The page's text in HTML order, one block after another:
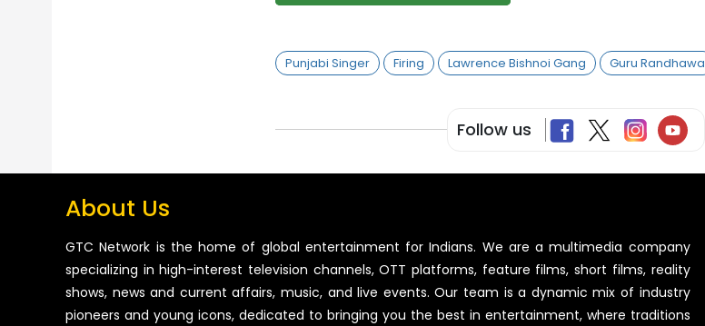
Punjabi Singer Firing Lawrence Bishnoi Gang Guru Randhawa
Follow us
About Us
GTC Network is the home of global entertainment for Indians. We are a multimedia company
specializing in high-interest television channels, OTT platforms, feature films, short films, reality
shows, news and current affairs, music, and live events. Our team is a dynamic mix of industry
pioneers and young icons, dedicated to bringing you the best in entertainment, where traditions